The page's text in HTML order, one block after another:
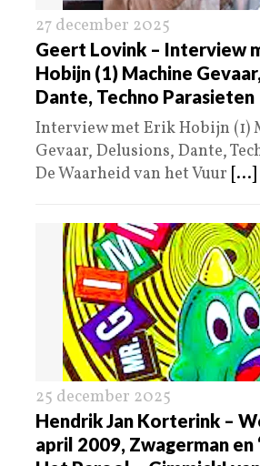
27 december 2025
Geert Lovink – Interview
Hobijn (1) Machine
Dante, Techno Parasieten
Interview met Erik Hobijn (1)
Gevaar, Delusions, Dante,
De Waarheid van het Vuur [...]
25 december 2025
Hendrik Jan Korterink –
april 2009, Zwagerman en